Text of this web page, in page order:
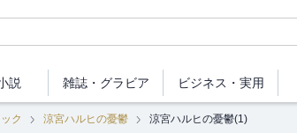
説 雑誌・ グラビア ビジネス ・実用
ク 涼宮ハルヒの憂鬱 涼宮ハルヒの憂鬱(1)